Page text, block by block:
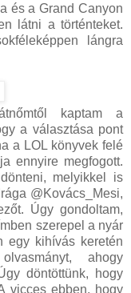
és a Grand Canyon
látni a történteket.
lángra
kaptam a
a választása pont
a LOL könyvek felé
ennyire megfogott.
melyikkel is
@Kovács_Mesi,
Úgy gondoltam,
szerepel a nyár
egy kihívás keretén
ahogy
döntöttünk, hogy
vicces ebben, hogy